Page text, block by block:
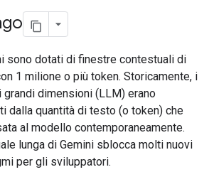
sono dotati di finestre contestuali di
1 milione o più token. Storicamente, i
dimensioni (LLM) erano
dalla quantità di testo (o token) che
al modello contemporaneamente.
lunga di Gemini sblocca molti nuovi
per gli sviluppatori.